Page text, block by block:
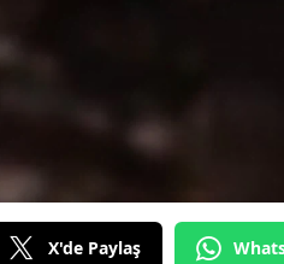
Erzincan
X'de Paylaş